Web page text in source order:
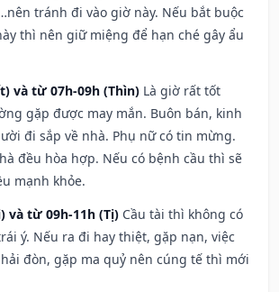
tránh đi vào giờ này. Nếu bắt buộc
thì nên giữ miệng để hạn ché gây ẩu
và từ 07h-09h (Thìn) Là giờ rất tốt
gặp được may mắn. Buôn bán, kinh
đi sắp về nhà. Phụ nữ có tin mừng.
đều hòa hợp. Nếu có bệnh cầu thì sẽ
mạnh khỏe.
và từ 09h-11h (Tị) Cầu tài thì không có
ý. Nếu ra đi hay thiệt, gặp nạn, việc
đòn, gặp ma quỷ nên cúng tế thì mới